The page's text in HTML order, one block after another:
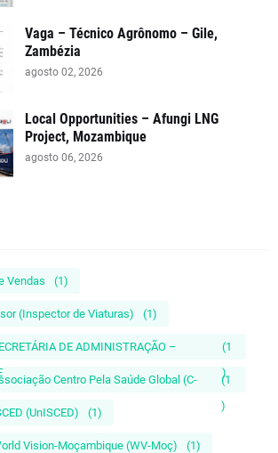
Vaga – Técnico Agrônomo – Gile,
Zambézia
agosto 02, 2026
Local Opportunities – Afungi LNG
Project, Mozambique
agosto 06, 2026
Vendas (1)
(Inspector de Viaturas) (1)
DE ADMINISTRAÇÃO –
(1
)
Centro Pela Saúde Global (C-
(1
)
(UnISCED) (1)
Vision-Moçambique (WV-Moç) (1)